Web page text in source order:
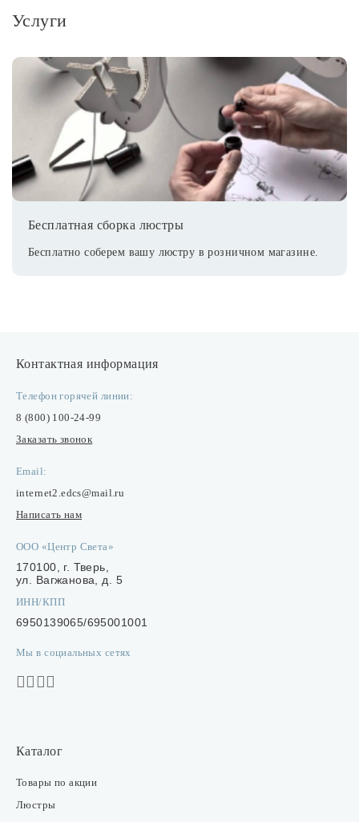
Услуги
Бесплатная сборка люстры
Бесплатно соберем вашу люстру в розничном магазине.
Контактная информация
Телефон горячей линии:
8 (800) 100-24-99
Заказать звонок
Email:
internet2.edcs@mail.ru
Написать нам
ООО «Центр Света»
170100, г. Тверь,
ул. Вагжанова, д. 5
ИНН/КПП
6950139065/695001001
Мы в социальных сетях
Каталог
Товары по акции
Люстры